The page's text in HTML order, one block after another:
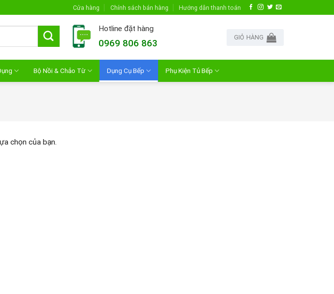
Cửa hàng Chính sách bán hàng Hướng dẫn thanh toán
Hotline đặt hàng
0969 806 863
GIỎ HÀNG
Bộ Nồi & Chảo Từ Dụng Cụ Bếp Phụ Kiện Tủ Bếp
chọn của bạn.